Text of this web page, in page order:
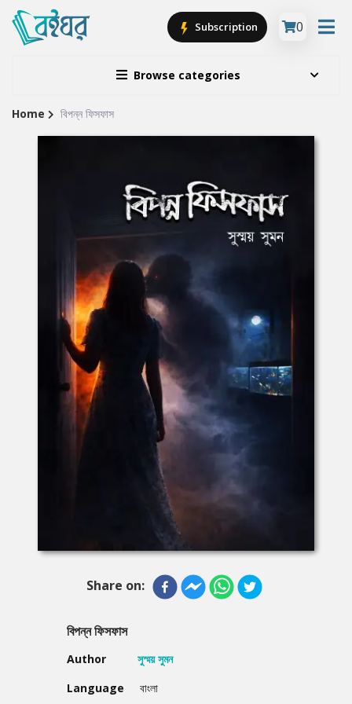
Browse categories
Subscription 0
Site
Home বিপন্ন ফিসফাস
Share on:
বিপন্ন ফিসফাস
Author
সুস্ময় সুমন
Language
বাংলা